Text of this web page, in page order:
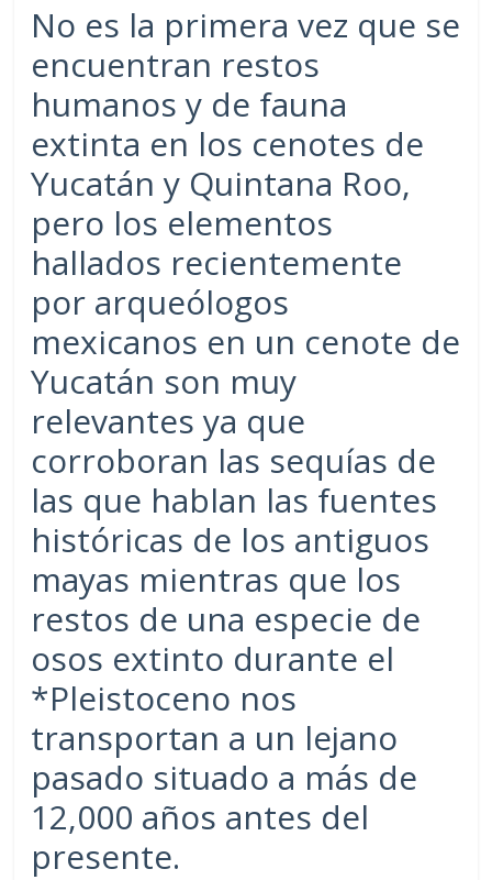
No es la primera vez que se
encuentran restos
humanos y de fauna
extinta en los cenotes de
Yucatán y Quintana Roo,
pero los elementos
hallados recientemente
por arqueólogos
mexicanos en un cenote de
Yucatán son muy
relevantes ya que
corroboran las sequías de
las que hablan las fuentes
históricas de los antiguos
mayas mientras que los
restos de una especie de
osos extinto durante el
*Pleistoceno nos
transportan a un lejano
pasado situado a más de
12,000 años antes del
presente.